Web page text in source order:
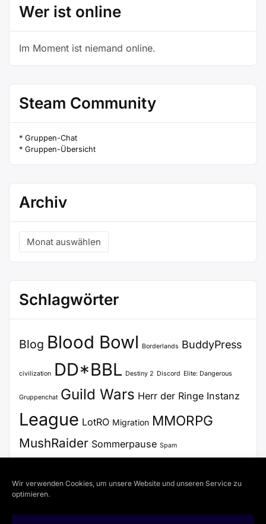
Wir verwenden Cookies, um unsere Website und unseren Service zu
optimieren.
Wer ist online
Im Moment ist niemand online.
Steam Community
* Gruppen-Chat
* Gruppen-Übersicht
Archiv
Archiv
Schlagwörter
Blog Blood Bowl Borderlands BuddyPress
civilization DD*BBL Destiny 2 Discord Elite: Dangerous
Gruppenchat Guild Wars Herr der Ringe Instanz
League LotRO Migration MMORPG
MushRaider Sommerpause Spam
VoiceChat WordPress Zertifikat